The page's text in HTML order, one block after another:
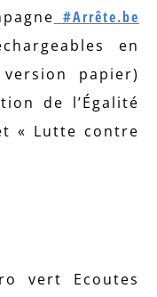
#Arrête.be
en
papier)
de l’Égalité
« Lutte contre
vert Ecoutes